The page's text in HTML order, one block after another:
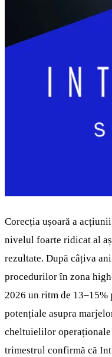
Corecția ușoară a
nivelul foarte ridicat al
rezultate. După câțiva
procedurilor în zona
2026 un ritm de
potențiale asupra
cheltuielilor
trimestrul confirmă că